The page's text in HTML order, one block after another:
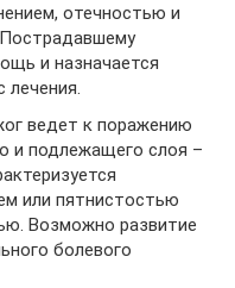
отечностью и
и назначается
лечения.
ведет к поражению
и подлежащего слоя –
или пятнистостью
Возможно развитие
болевого